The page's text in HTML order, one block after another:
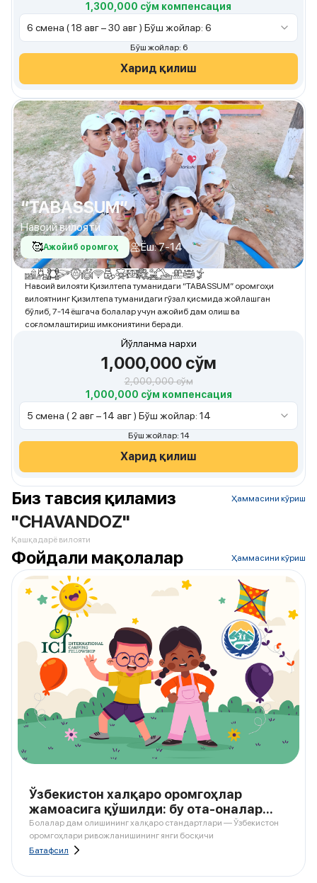
1,300,000 сўм компенсация
6 смена ( 18 авг – 30 авг ) Бўш жойлар: 6
Бўш жойлар: 6
Харид қилиш
“TABASSUM”
Навоий вилояти
🥰Ажойиб оромгоҳ Ёш: 7-14
Навоий вилояти Қизилтепа туманидаги “TABASSUM” оромгоҳи
вилоятнинг Қизилтепа туманидаги гўзал қисмида жойлашган
бўлиб, 7-14 ёшгача болалар учун ажойиб дам олиш ва
соғломлаштириш имкониятини беради.
Йўлланма нархи
1,000,000 сўм
2,000,000сўм
1,000,000 сўм компенсация
5 смена ( 2 авг – 14 авг ) Бўш жойлар: 14
Бўш жойлар: 14
Харид қилиш
Биз тавсия қиламиз Ҳаммасини кўриш
"CHAVANDOZ"
Қашқадарё вилояти
Фойдали мақолалар Ҳаммасини кўриш
Ўзбекистон халқаро оромгоҳлар
жамоасига қўшилди: бу ота-оналар
учун нимани англатади?
Болалар дам олишининг халқаро стандартлари — Ўзбекистон
оромгоҳлари ривожланишининг янги босқичи
Батафсил